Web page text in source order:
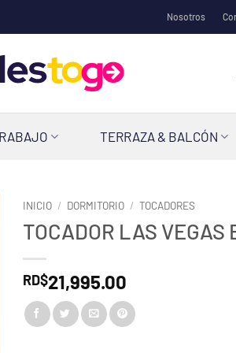
Nosotros
TERRAZA & BALCÓN
INICIO / DORMITORIO / TOCADORES
TOCADOR LAS VEGAS
RD$21,995.00